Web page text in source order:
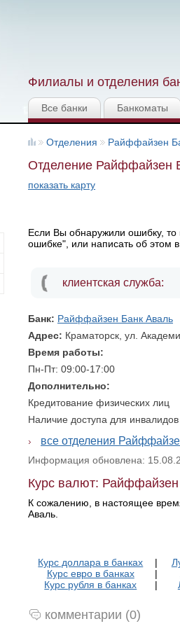
Филиалы и отделения
Все банки Банкоматы
Отделения Райффайзен
Отделение Райффайзен
показать карту
Если Вы обнаружили ошибку,
ошибке", или написать об этом
клиентская служба:
Банк: Райффайзен Банк Аваль
Адрес: Краматорск, ул.
Время работы:
Пн-Пт: 09:00-17:00
Дополнительно:
Кредитование физических лиц
Наличие доступа для инвалидов
все отделения
Информация обновлена:
Курс валют:
К сожалению, в настоящее
Аваль.
Курс доллара в банках |
Курс евро в банках
|
Курс рубля в банках
|
комментарии (0)